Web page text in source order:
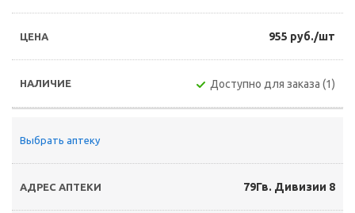
955 руб./шт
Доступно для заказа (1)
Выбрать аптеку
79Гв. Дивизии 8